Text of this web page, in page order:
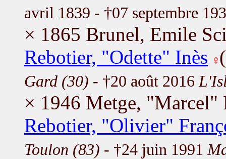
avril 1839 - †07 septembre
× 1865 Brunel, Emile
Rebotier, "Odette" Inès
Gard (30) - †20 août 2016
× 1946 Metge, "Marcel"
Rebotier, "Olivier"
Toulon (83) - †24 juin 1991